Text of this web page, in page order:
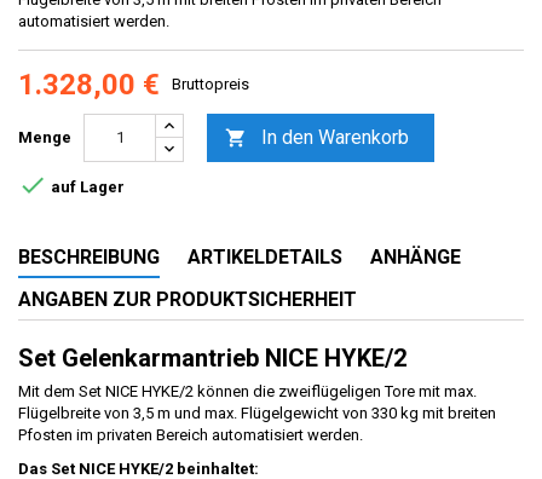
automatisiert werden.
1.328,00 € Bruttopreis
Menge  In den Warenkorb
 auf Lager
BESCHREIBUNG ARTIKELDETAILS
ANHÄNGE
ANGABEN ZUR PRODUKTSICHERHEIT
Set Gelenkarmantrieb NICE HYKE/2
Mit dem Set NICE HYKE/2 können die zweiflügeligen Tore mit max.
Flügelbreite von 3,5 m und max. Flügelgewicht von 330 kg mit breiten
Pfosten im privaten Bereich automatisiert werden.
Das Set NICE HYKE/2 beinhaltet: